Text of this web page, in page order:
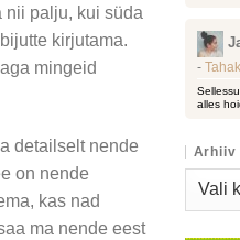
nii palju, kui süda
kirjutama.
mingeid
detailselt nende
on nende
kas nad
ma nende eest
-
alles
Arhiiv
Arhiiv